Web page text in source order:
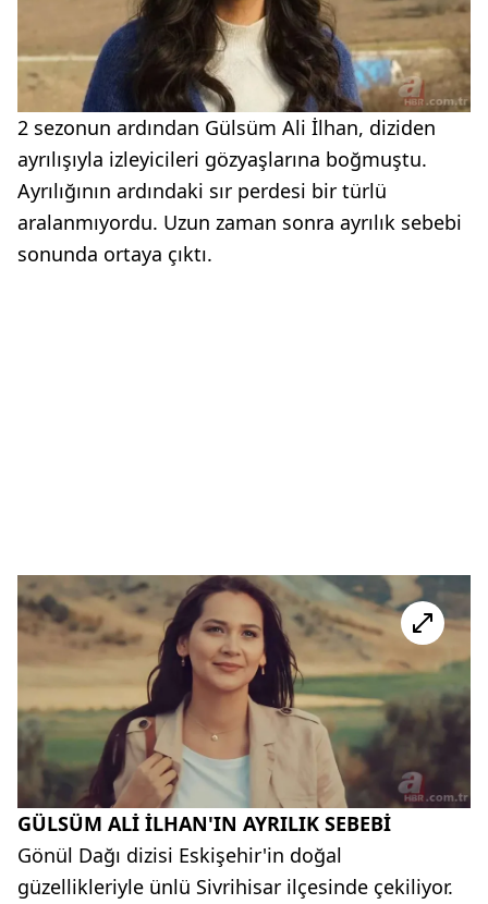
2 sezonun ardından Gülsüm Ali İlhan, diziden
ayrılışıyla izleyicileri gözyaşlarına boğmuştu.
Ayrılığının ardındaki sır perdesi bir türlü
aralanmıyordu. Uzun zaman sonra ayrılık sebebi
sonunda ortaya çıktı.
GÜLSÜM ALİ İLHAN'IN AYRILIK SEBEBİ
Gönül Dağı dizisi Eskişehir'in doğal
güzellikleriyle ünlü Sivrihisar ilçesinde çekiliyor.